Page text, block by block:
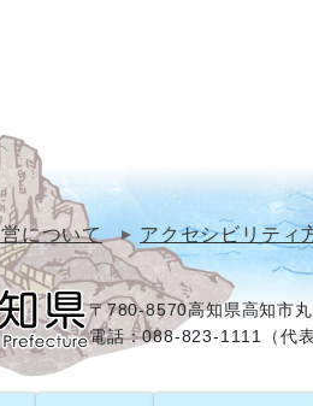
について アクセシビリティ
〒780-8570高知県高知市
電話：088-823-1111（代